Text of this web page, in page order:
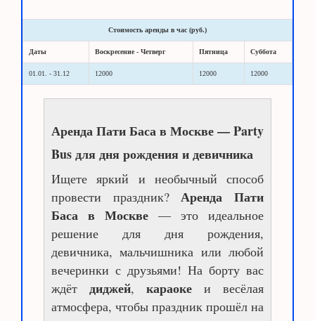
Стоимость аренды в час (руб.)
Даты Воскресение - Четверг Пятница Суббота
01.01. - 31.12 12000 12000 12000
Аренда Пати Баса в Москве — Party
Bus для дня рождения и девичника
Ищете яркий и необычный способ
провести праздник?Аренда Пати
Баса в Москве — это идеальное
решение для дня рождения,
девичника, мальчишника или любой
вечеринки с друзьями! На борту вас
ждёт диджей, караоке и весёлая
атмосфера, чтобы праздник прошёл на